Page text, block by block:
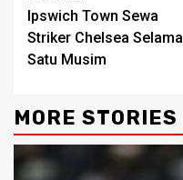
Reading
Ipswich Town Sewa
Striker Chelsea Selama
Satu Musim
MORE STORIES